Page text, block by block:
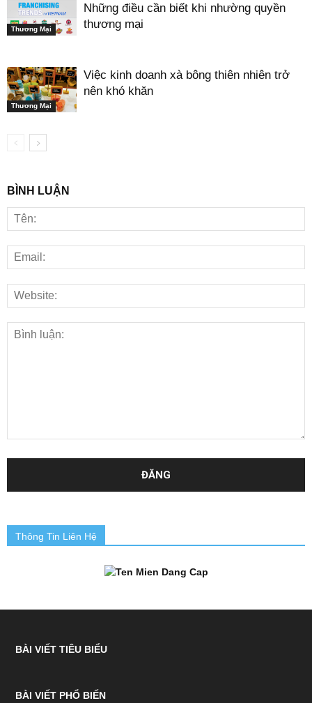
Thương Mại
Những điều cần biết khi nhường quyền
thương mại
Thương Mại
Việc kinh doanh xà bông thiên nhiên trở
nên khó khăn
BÌNH LUẬN
Thông Tin Liên Hệ
BÀI VIẾT TIÊU BIỂU
BÀI VIẾT PHỔ BIẾN